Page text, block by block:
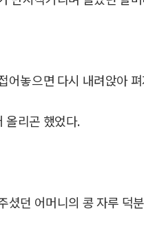
어놓으면 다시 내려앉아
올리곤 했었다.
셨던 어머니의 콩 자루 덕